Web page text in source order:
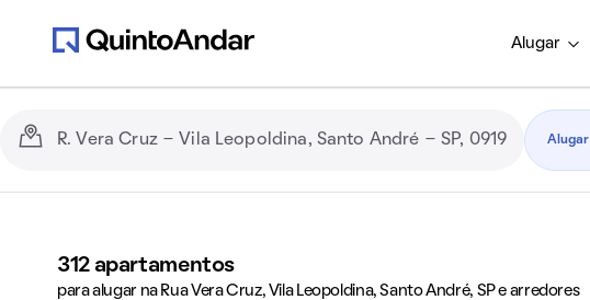
Alugar
Alugar
312 apartamentos
para alugar na Rua Vera Cruz, Vila Leopoldina, Santo André, SP e arredores